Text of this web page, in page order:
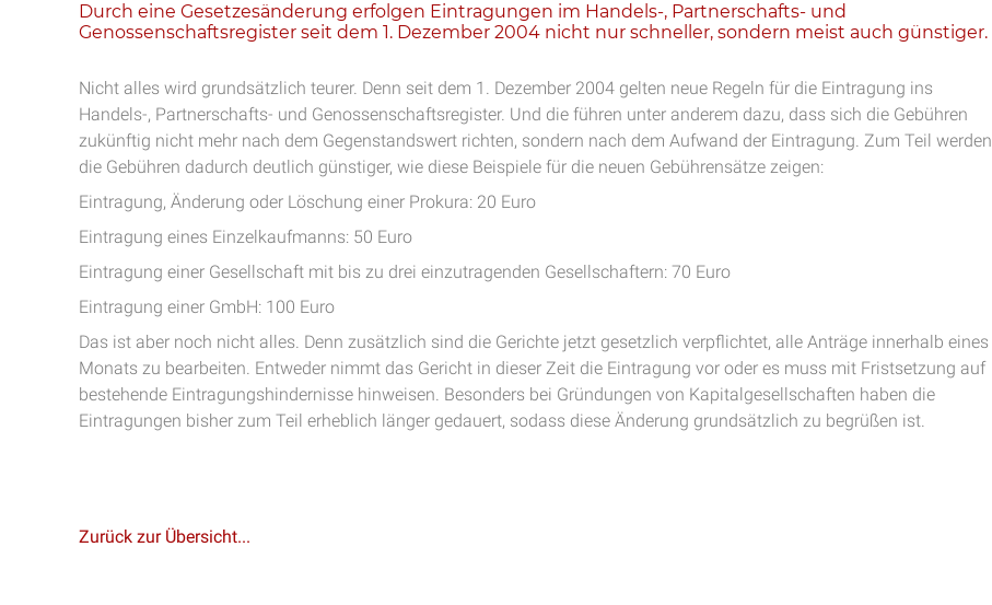
Durch eine Gesetzesänderung erfolgen Eintragungen im Handels-, Partnerschafts- und
Genossenschaftsregister seit dem 1. Dezember 2004 nicht nur schneller, sondern meist auch günstiger.
Nicht alles wird grundsätzlich teurer. Denn seit dem 1. Dezember 2004 gelten neue Regeln für die Eintragung ins
Handels-, Partnerschafts- und Genossenschaftsregister. Und die führen unter anderem dazu, dass sich die Gebühren
zukünftig nicht mehr nach dem Gegenstandswert richten, sondern nach dem Aufwand der Eintragung. Zum Teil werden
die Gebühren dadurch deutlich günstiger, wie diese Beispiele für die neuen Gebührensätze zeigen:
Eintragung, Änderung oder Löschung einer Prokura: 20 Euro
Eintragung eines Einzelkaufmanns: 50 Euro
Eintragung einer Gesellschaft mit bis zu drei einzutragenden Gesellschaftern: 70 Euro
Eintragung einer GmbH: 100 Euro
Das ist aber noch nicht alles. Denn zusätzlich sind die Gerichte jetzt gesetzlich verpflichtet, alle Anträge innerhalb eines
Monats zu bearbeiten. Entweder nimmt das Gericht in dieser Zeit die Eintragung vor oder es muss mit Fristsetzung auf
bestehende Eintragungshindernisse hinweisen. Besonders bei Gründungen von Kapitalgesellschaften haben die
Eintragungen bisher zum Teil erheblich länger gedauert, sodass diese Änderung grundsätzlich zu begrüßen ist.
Zurück zur Übersicht...